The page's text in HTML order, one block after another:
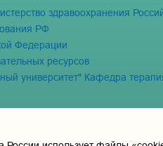
здравоохранения
РФ
Федерации
ресурсов
университет" Кафедра